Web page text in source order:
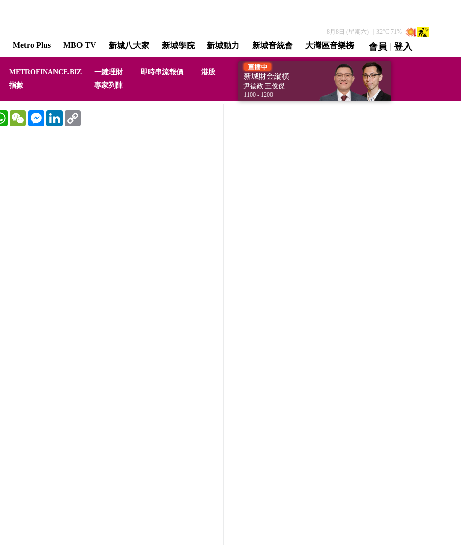
8月8日 (星期六) ｜ 32°C 71%
Metro Plus MBO TV 新城八大家 新城學院 新城動力 新城音統會 大灣區音樂榜 會員 | 登入
直播 / 重溫
METROFINANCE.BIZ 一鍵理財 即時串流報價
港股
指數 專家列陣
新城財金縱橫
[Financial Weekly]
尹德政 王俊傑
1100 - 1200
WhatsAppWeChat MessengerLinkedIn